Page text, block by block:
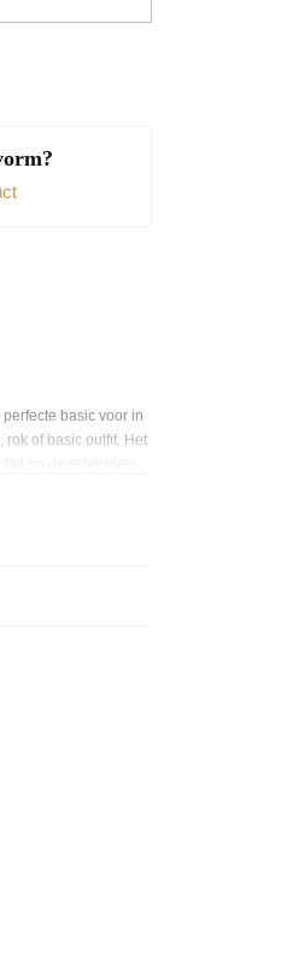
basic voor in
rok of basic outfit. Het
op de schouders.